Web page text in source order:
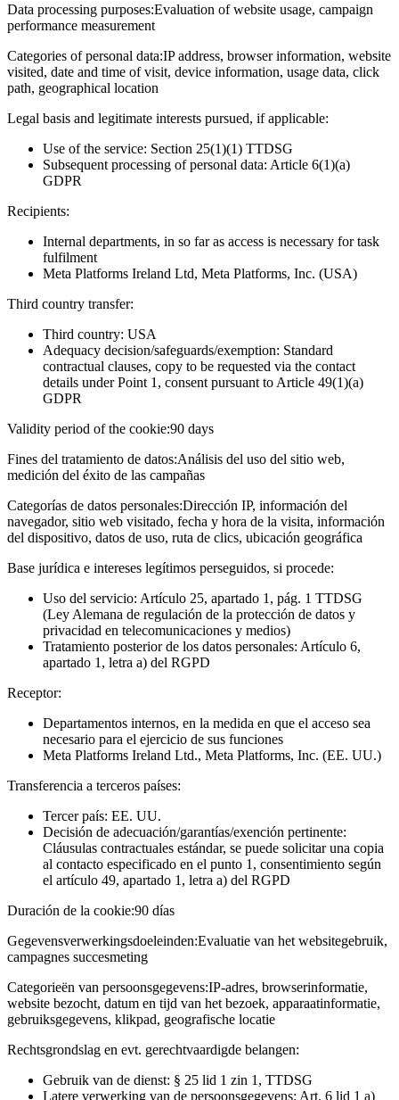
Data processing purposes:Evaluation of website usage, campaign
performance measurement
Categories of personal data:IP address, browser information, website
visited, date and time of visit, device information, usage data, click
path, geographical location
Legal basis and legitimate interests pursued, if applicable:
Use of the service: Section 25(1)(1) TTDSG
Subsequent processing of personal data: Article 6(1)(a)
GDPR
Recipients:
Internal departments, in so far as access is necessary for task
fulfilment
Meta Platforms Ireland Ltd, Meta Platforms, Inc. (USA)
Third country transfer:
Third country: USA
Adequacy decision/safeguards/exemption: Standard
contractual clauses, copy to be requested via the contact
details under Point 1, consent pursuant to Article 49(1)(a)
GDPR
Validity period of the cookie:90 days
Fines del tratamiento de datos:Análisis del uso del sitio web,
medición del éxito de las campañas
Categorías de datos personales:Dirección IP, información del
navegador, sitio web visitado, fecha y hora de la visita, información
del dispositivo, datos de uso, ruta de clics, ubicación geográfica
Base jurídica e intereses legítimos perseguidos, si procede:
Uso del servicio: Artículo 25, apartado 1, pág. 1 TTDSG
(Ley Alemana de regulación de la protección de datos y
privacidad en telecomunicaciones y medios)
Tratamiento posterior de los datos personales: Artículo 6,
apartado 1, letra a) del RGPD
Receptor:
Departamentos internos, en la medida en que el acceso sea
necesario para el ejercicio de sus funciones
Meta Platforms Ireland Ltd., Meta Platforms, Inc. (EE. UU.)
Transferencia a terceros países:
Tercer país: EE. UU.
Decisión de adecuación/garantías/exención pertinente:
Cláusulas contractuales estándar, se puede solicitar una copia
al contacto especificado en el punto 1, consentimiento según
el artículo 49, apartado 1, letra a) del RGPD
Duración de la cookie:90 días
Gegevensverwerkingsdoeleinden:Evaluatie van het websitegebruik,
campagnes succesmeting
Categorieën van persoonsgegevens:IP-adres, browserinformatie,
website bezocht, datum en tijd van het bezoek, apparaatinformatie,
gebruiksgegevens, klikpad, geografische locatie
Rechtsgrondslag en evt. gerechtvaardigde belangen:
Gebruik van de dienst: § 25 lid 1 zin 1, TTDSG
Latere verwerking van de persoonsgegevens: Art. 6 lid 1 a)